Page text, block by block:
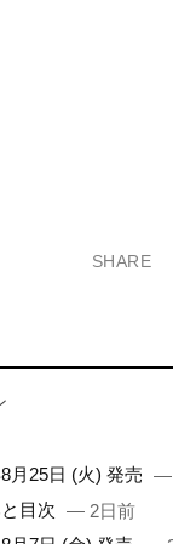
SHARE
月25日 (火) 発売 —
目次 — 2日前